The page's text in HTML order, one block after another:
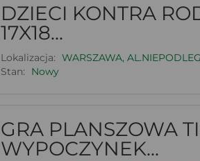
DZIECI KONTRA
17X18...
Lokalizacja: WARSZAWA,
Stan:
Nowy
GRA PLANSZOWA
WYPOCZYNEK...